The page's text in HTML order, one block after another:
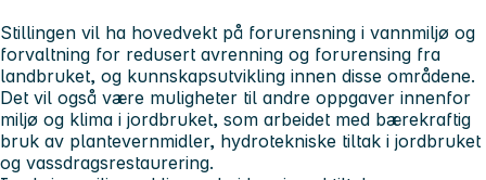
Stillingen vil ha hovedvekt på forurensning i vannmiljø og
forvaltning for redusert avrenning og forurensing fra
landbruket, og kunnskapsutvikling innen disse områdene.
Det vil også være muligheter til andre oppgaver innenfor
miljø og klima i jordbruket, som arbeidet med bærekraftig
bruk av plantevernmidler, hydrotekniske tiltak i jordbruket
og vassdragsrestaurering.